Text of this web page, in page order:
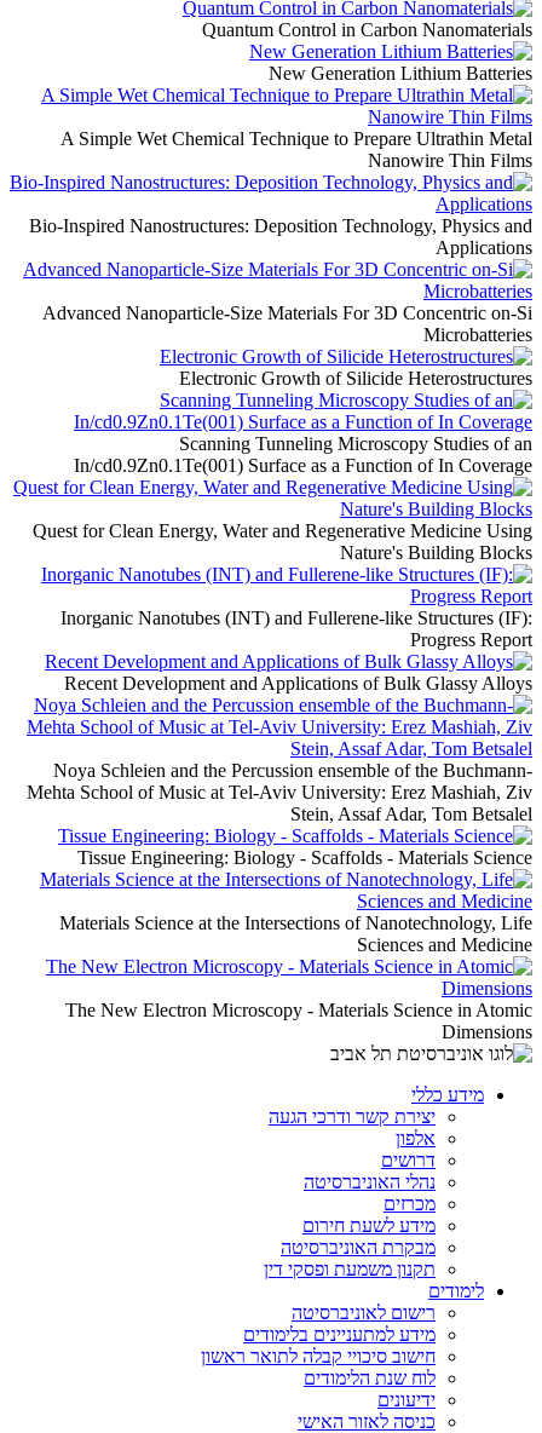
Quantum Control in Carbon Nanomaterials
New Generation Lithium Batteries
A Simple Wet Chemical Technique to Prepare Ultrathin Metal
Nanowire Thin Films
Bio-Inspired Nanostructures: Deposition Technology, Physics and
Applications
Advanced Nanoparticle-Size Materials For 3D Concentric on-Si
Microbatteries
Electronic Growth of Silicide Heterostructures
Scanning Tunneling Microscopy Studies of an
In/cd0.9Zn0.1Te(001) Surface as a Function of In Coverage
Quest for Clean Energy, Water and Regenerative Medicine Using
Nature's Building Blocks
Inorganic Nanotubes (INT) and Fullerene-like Structures (IF):
Progress Report
Recent Development and Applications of Bulk Glassy Alloys
Noya Schleien and the Percussion ensemble of the Buchmann-
Mehta School of Music at Tel-Aviv University: Erez Mashiah, Ziv
Stein, Assaf Adar, Tom Betsalel
Tissue Engineering: Biology - Scaffolds - Materials Science
Materials Science at the Intersections of Nanotechnology, Life
Sciences and Medicine
The New Electron Microscopy - Materials Science in Atomic
Dimensions
מידע כללי
יצירת קשר ודרכי הגעה
אלפון
דרושים
נהלי האוניברסיטה
מכרזים
מידע לשעת חירום
מבקרת האוניברסיטה
תקנון משמעת ופסקי דין
לימודים
רישום לאוניברסיטה
מידע למתעניינים בלימודים
חישוב סיכויי קבלה לתואר ראשון
לוח שנת הלימודים
ידיעונים
כניסה לאזור האישי